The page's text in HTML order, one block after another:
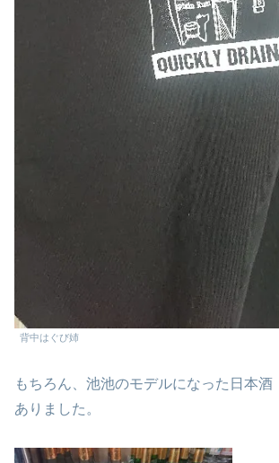
背中はぐび姉
もちろん、池池のモデルになった日本酒
ありました。